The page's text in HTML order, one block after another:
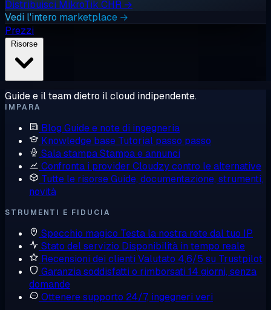
Distribuisci MikroTik CHR →
Vedi l'intero marketplace →
Prezzi
Guide e il team dietro il cloud indipendente.
IMPARA
Blog Guide e note di ingegneria
Knowledge base Tutorial passo passo
Sala stampaStampa e annunci
Confronta i provider Cloudzy contro le alternative
Tutte le risorseGuide, documentazione, strumenti,
novità
STRUMENTI E FIDUCIA
Specchio magico Testa la nostra rete dal tuo IP
Stato del servizio Disponibilità in tempo reale
Recensioni dei clienti Valutato 4,6/5 su Trustpilot
Garanzia soddisfatti o rimborsati 14 giorni, senza
domande
Ottenere supporto 24/7, ingegneri veri